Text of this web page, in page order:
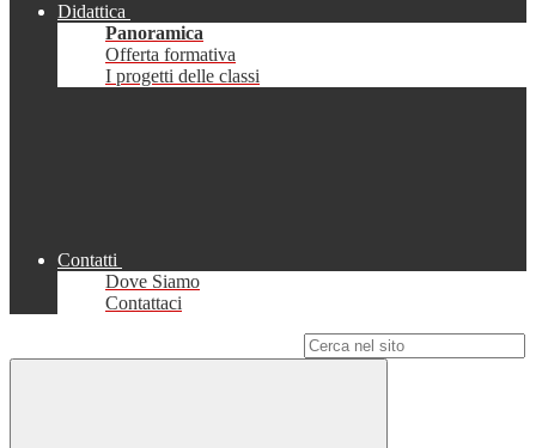
Didattica
Panoramica
Offerta formativa
I progetti delle classi
Contatti
Dove Siamo
Contattaci